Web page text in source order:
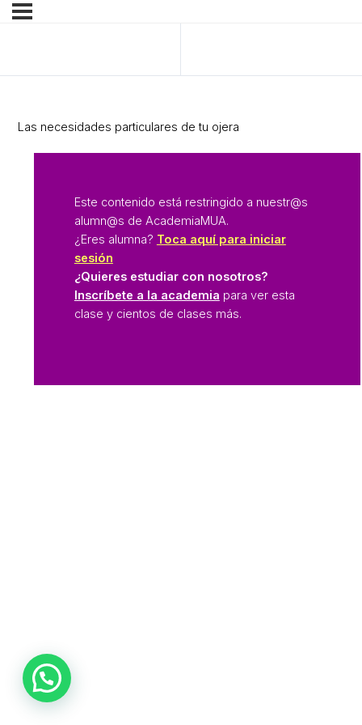
Las necesidades particulares de tu ojera
Este contenido está restringido a nuestr@s
alumn@s de AcademiaMUA.
¿Eres alumna? Toca aquí para iniciar
sesión
¿Quieres estudiar con nosotros?
Inscríbete a la academia para ver esta
clase y cientos de clases más.